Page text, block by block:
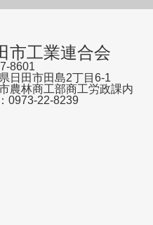
市工業連合会
8601
日田市田島2丁目6-1
農林商工部商工労政課内
0973-22-8239